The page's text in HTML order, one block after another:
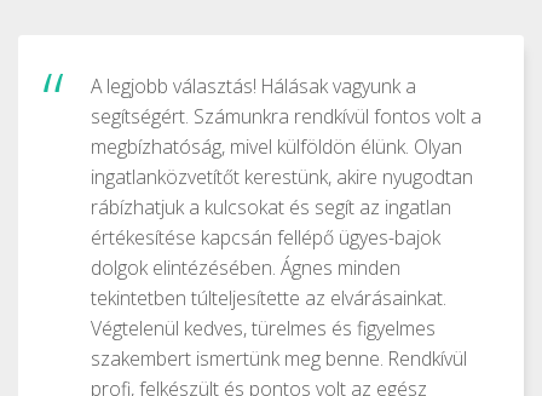
A legjobb választás! Hálásak vagyunk a
segítségért. Számunkra rendkívül fontos volt a
megbízhatóság, mivel külföldön élünk. Olyan
ingatlanközvetítőt kerestünk, akire nyugodtan
rábízhatjuk a kulcsokat és segít az ingatlan
értékesítése kapcsán fellépő ügyes-bajok
dolgok elintézésében. Ágnes minden
tekintetben túlteljesítette az elvárásainkat.
Végtelenül kedves, türelmes és figyelmes
szakembert ismertünk meg benne. Rendkívül
profi, felkészült és pontos volt az egész